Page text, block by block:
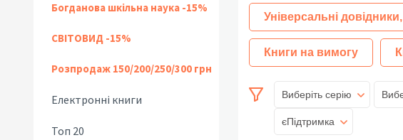
Богданова шкільна наука -15%
СВІТОВИД -15%
Розпродаж 150/200/250/300 грн
Електронні книги
Топ 20
Універсальні
Книги на вимогу
Виберіть серію
єПідтримка